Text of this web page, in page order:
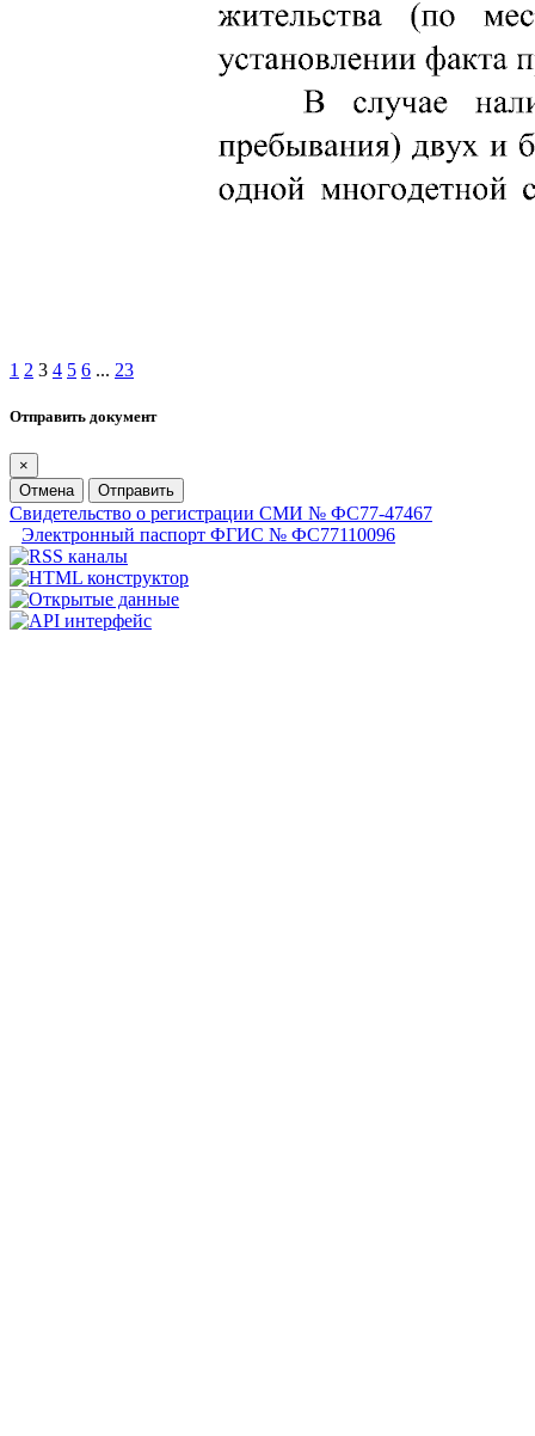
1 2 3 4 5 6 ... 23
Отправить документ
×
Отмена
Отправить
Свидетельство о регистрации СМИ № ФС77-47467
Электронный паспорт ФГИС № ФС77110096